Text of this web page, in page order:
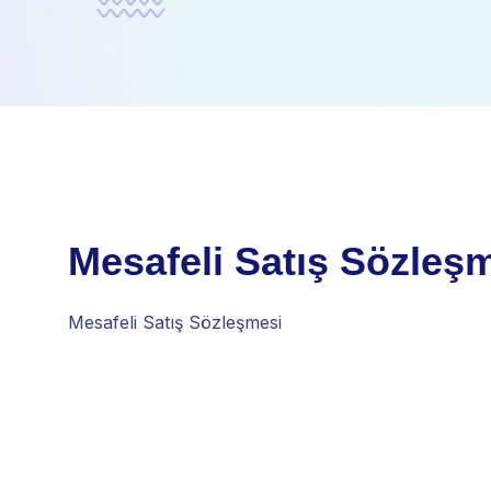
Mesafeli Satış
Mesafeli Satış Sözleşmesi